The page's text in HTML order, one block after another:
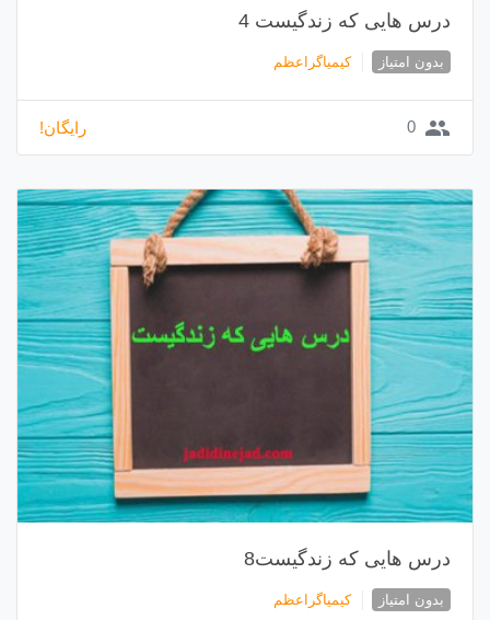
درس هایی که زندگیست 4
بدون امتیاز کیمیاگراعظم
group
0 رایگان!
درس هایی که زندگیست8
بدون امتیاز کیمیاگراعظم